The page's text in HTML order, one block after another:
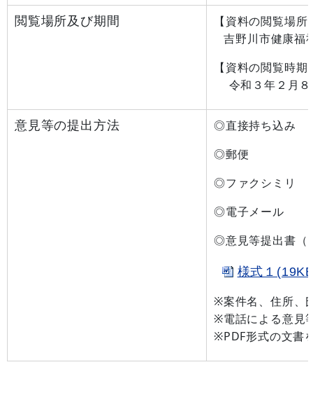
閲覧場所及び期間
【資料の閲覧場所
吉野川市健康福
【資料の閲覧時期
令和３年２月８
意見等の提出方法
◎直接持ち込み
◎郵便 〒776-
◎ファクシミ
◎電子メ
◎意見等提出書（
様式１
※案件名、住所、
※電話による意見
※PDF形式の文書